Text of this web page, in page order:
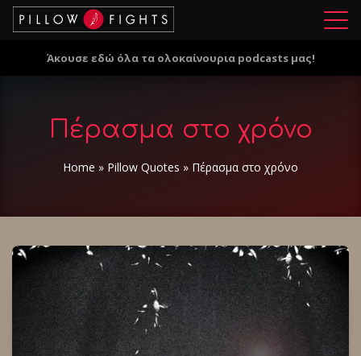
Μ
ο
Άκουσε εδώ όλα τα ολοκαίνουρια podcasts μας!
Πέρασμα στο χρόνο
Home » Pillow Quotes » Πέρασμα στο χρόνο